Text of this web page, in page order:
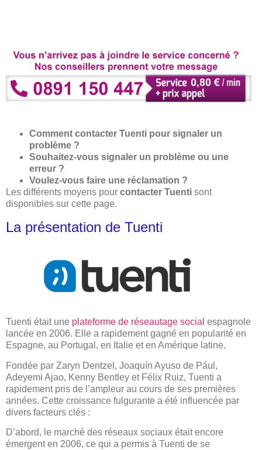
Comment contacter Tuenti pour signaler un
problème ?
Souhaitez-vous signaler un problème ou une
erreur ?
Voulez-vous faire une réclamation ?
Les différents moyens pour contacter Tuenti sont
disponibles sur cette page.
La présentation de Tuenti
Tuenti était une plateforme de réseautage social espagnole
lancée en 2006. Elle a rapidement gagné en popularité en
Espagne, au Portugal, en Italie et en Amérique latine.
Fondée par Zaryn Dentzel, Joaquín Ayuso de Pául,
Adeyemi Ajao, Kenny Bentley et Félix Ruiz, Tuenti a
rapidement pris de l’ampleur au cours de ses premières
années. Cette croissance fulgurante a été influencée par
divers facteurs clés :
D’abord, le marché des réseaux sociaux était encore
émergent en 2006, ce qui a permis à Tuenti de se